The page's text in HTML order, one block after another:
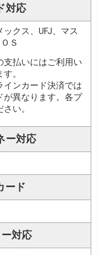
対応
ックス、UFJ、マス
Ｓ
支払いにはご利用い
。
インカード決済では
が異なります。各プ
い。
ー対応
ード
対応